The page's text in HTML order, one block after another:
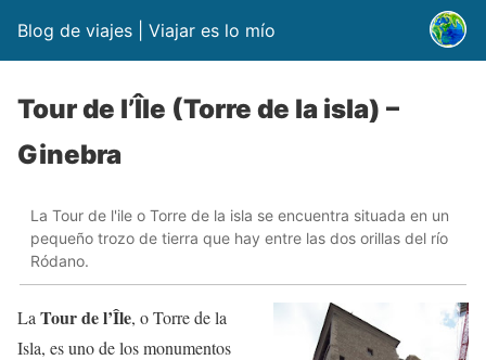
Blog de viajes | Viajar es lo mío
Tour de l’Île (Torre de la isla) –
Ginebra
La Tour de l'ile o Torre de la isla se encuentra situada en un
pequeño trozo de tierra que hay entre las dos orillas del río
Ródano.
La Tour de l’Île, o Torre de la
Isla, es uno de los monumentos